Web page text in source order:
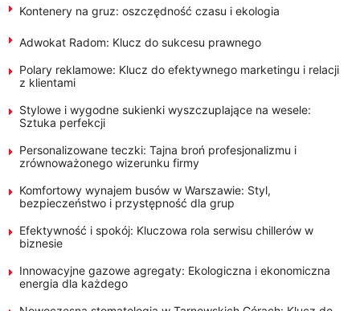
Kontenery na gruz: oszczędność czasu i ekologia
Adwokat Radom: Klucz do sukcesu prawnego
Polary reklamowe: Klucz do efektywnego marketingu i relacji
z klientami
Stylowe i wygodne sukienki wyszczuplające na wesele:
Sztuka perfekcji
Personalizowane teczki: Tajna broń profesjonalizmu i
zrównoważonego wizerunku firmy
Komfortowy wynajem busów w Warszawie: Styl,
bezpieczeństwo i przystępność dla grup
Efektywność i spokój: Kluczowa rola serwisu chillerów w
biznesie
Innowacyjne gazowe agregaty: Ekologiczna i ekonomiczna
energia dla każdego